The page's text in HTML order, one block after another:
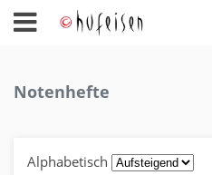
Notenhefte
Alphabetisch